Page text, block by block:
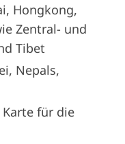
Hongkong,
Zentral- und
Tibet
Nepals,
für die